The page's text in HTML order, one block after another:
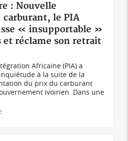
: Nouvelle
le PIA
« insupportable »
et réclame son retrait
Africaine (PIA) a
à la suite de la
du prix du carburant
ivoirien. Dans une